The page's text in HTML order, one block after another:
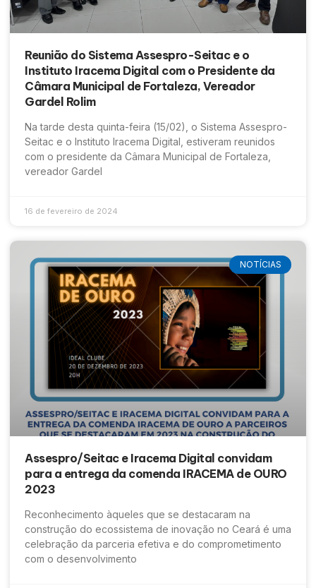
Reunião do Sistema Assespro-Seitac e o
Instituto Iracema Digital com o Presidente da
Câmara Municipal de Fortaleza, Vereador
Gardel Rolim
Na tarde desta quinta-feira (15/02), o Sistema Assespro-
Seitac e o Instituto Iracema Digital, estiveram reunidos
com o presidente da Câmara Municipal de Fortaleza,
vereador Gardel
16 de fevereiro de 2024
NOTÍCIAS
Assespro/Seitac e Iracema Digital convidam
para a entrega da comenda IRACEMA de OURO
2023
Reconhecimento àqueles que se destacaram na
construção do ecossistema de inovação no Ceará é uma
celebração da parceria efetiva e do comprometimento
com o desenvolvimento